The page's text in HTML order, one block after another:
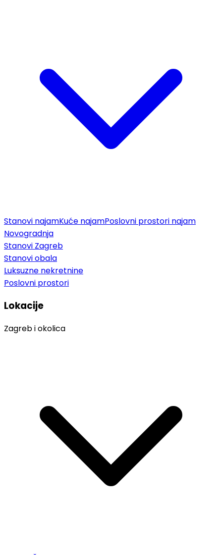
Stanovi najamKuće najamPoslovni prostori najam
Novogradnja
Stanovi Zagreb
Stanovi obala
Luksuzne nekretnine
Poslovni prostori
Lokacije
Zagreb i okolica